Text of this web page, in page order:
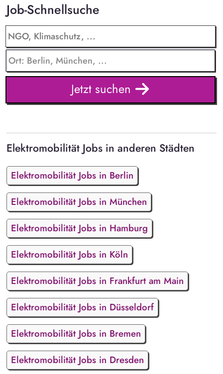
Job-Schnellsuche
Jetzt suchen
Elektromobilität Jobs in anderen Städten
Elektromobilität Jobs in Berlin
Elektromobilität Jobs in München
Elektromobilität Jobs in Hamburg
Elektromobilität Jobs in Köln
Elektromobilität Jobs in Frankfurt am Main
Elektromobilität Jobs in Düsseldorf
Elektromobilität Jobs in Bremen
Elektromobilität Jobs in Dresden